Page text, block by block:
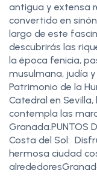
antigua y extensa
convertido en
largo de este
descubrirás las
la época fenicia,
musulmana, judía
Patrimonio de la
Catedral en
contempla las
Granada.PUNTOS
Costa del Sol:
hermosa ciudad